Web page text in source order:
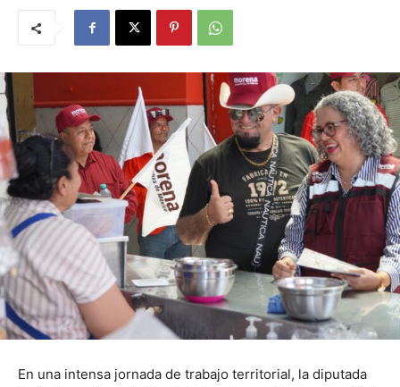
En una intensa jornada de trabajo territorial, la diputada